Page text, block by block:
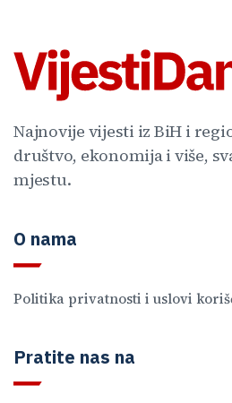
Najnovije vijesti iz BiH i
društvo, ekonomija i više,
mjestu.
O nama
Politika privatnosti i uslovi
Pratite nas na